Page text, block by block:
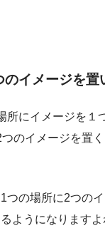
イメージを置
所にイメージを１
のイメージを置
つの場所に2つの
ようになりますよ